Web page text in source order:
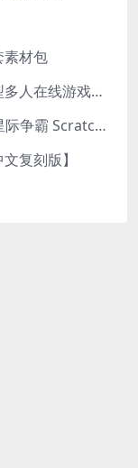
素材包
《我的世界》大型多人在线游戏（MMO）v1.7
超级服务器 ✦《星际争霸 Scratch（经典版本）》
复刻版】